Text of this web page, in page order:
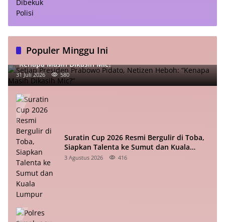
Populer Minggu Ini
Setiap Presiden Prabowo Pidato, Netizen Heboh:
“Kenapa Masih Dikasih Mic?”
31 Juli 2026 580
Suratin Cup 2026 Resmi Bergulir di Toba,
Siapkan Talenta ke Sumut dan Kuala
Lumpur
3 Agustus 2026 416